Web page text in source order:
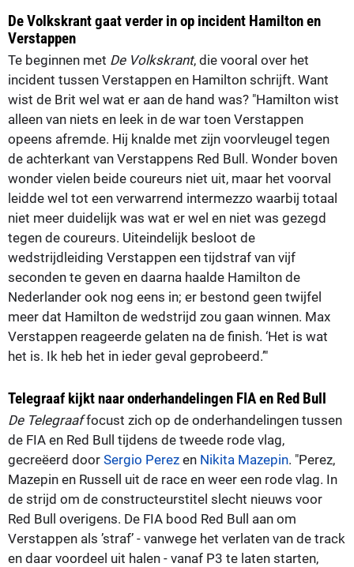
De Volkskrant gaat verder in op incident Hamilton en
Verstappen
Te beginnen met De Volkskrant, die vooral over het
incident tussen Verstappen en Hamilton schrijft. Want
wist de Brit wel wat er aan de hand was? "Hamilton wist
alleen van niets en leek in de war toen Verstappen
opeens afremde. Hij knalde met zijn voorvleugel tegen
de achterkant van Verstappens Red Bull. Wonder boven
wonder vielen beide coureurs niet uit, maar het voorval
leidde wel tot een verwarrend intermezzo waarbij totaal
niet meer duidelijk was wat er wel en niet was gezegd
tegen de coureurs. Uiteindelijk besloot de
wedstrijdleiding Verstappen een tijdstraf van vijf
seconden te geven en daarna haalde Hamilton de
Nederlander ook nog eens in; er bestond geen twijfel
meer dat Hamilton de wedstrijd zou gaan winnen. Max
Verstappen reageerde gelaten na de finish. ‘Het is wat
het is. Ik heb het in ieder geval geprobeerd.’"
Telegraaf kijkt naar onderhandelingen FIA en Red Bull
De Telegraaffocust zich op de onderhandelingen tussen
de FIA en Red Bull tijdens de tweede rode vlag,
gecreëerd door Sergio Perez en Nikita Mazepin. "Perez,
Mazepin en Russell uit de race en weer een rode vlag. In
de strijd om de constructeurstitel slecht nieuws voor
Red Bull overigens. De FIA bood Red Bull aan om
Verstappen als ’straf’ - vanwege het verlaten van de track
en daar voordeel uit halen - vanaf P3 te laten starten,